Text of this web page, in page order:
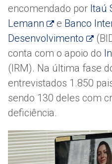
encomendado por Itaú
Lemann
e Banco
Desenvolvimento
conta com o apoio do
(IRM). Na última fase
entrevistados 1.850
sendo 130 deles com
deficiência.